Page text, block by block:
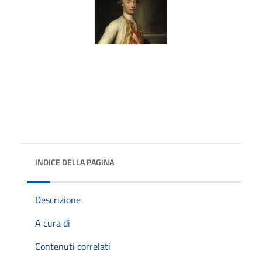
INDICE DELLA PAGINA
Descrizione
A cura di
Contenuti correlati